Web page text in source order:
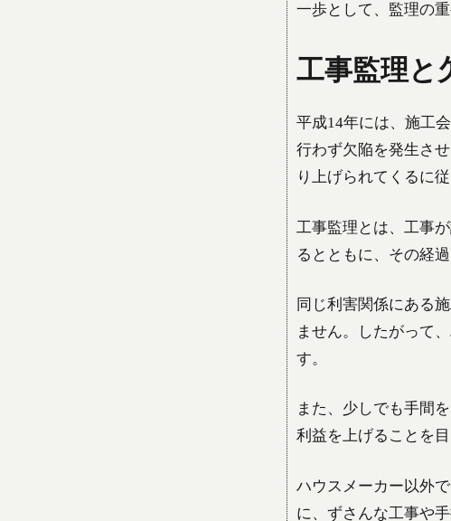
一歩として、監理の
工事監理と
平成14年には、施工
行わず欠陥を発生さ
り上げられてくるに
工事監理とは、工事
るとともに、その経
同じ利害関係にある
ません。したがって
す。
また、少しでも手間
利益を上げることを
ハウスメーカー以外
に、ずさんな工事や